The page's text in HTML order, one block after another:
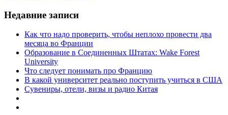
Недавние записи
Как что надо проверить, чтобы неплохо провести два
месяца во Франции
Образование в Соединенных Штатах: Wake Forest
University
Что следует понимать про Францию
В какой университет реально поступить учиться в США
Сувениры, отели, визы и радио Китая